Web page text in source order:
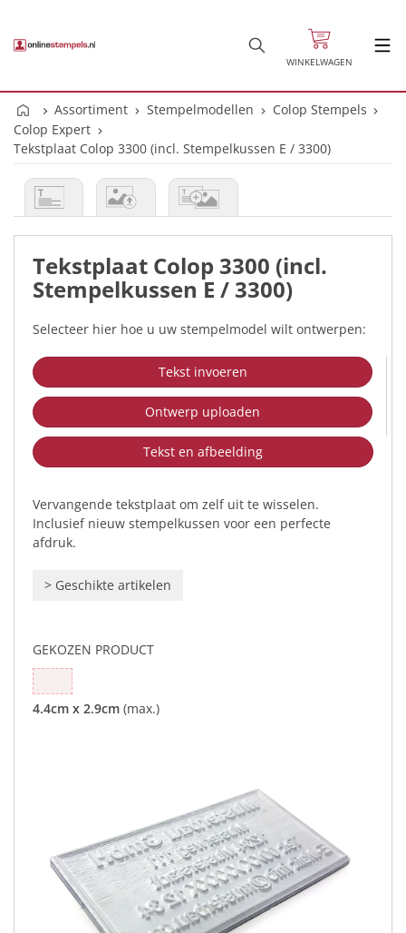
WINKELWAGEN
Assortiment Stempelmodellen
Colop Stempels
Colop Expert
Tekstplaat Colop 3300 (incl. Stempelkussen E / 3300)
Tekstplaat Colop 3300 (incl.
Stempelkussen E / 3300)
Selecteer hier hoe u uw stempelmodel wilt ontwerpen:
Tekst invoeren
Ontwerp uploaden
Tekst en afbeelding
Vervangende tekstplaat om zelf uit te wisselen.
Inclusief nieuw stempelkussen voor een perfecte
afdruk.
> Geschikte artikelen
GEKOZEN PRODUCT